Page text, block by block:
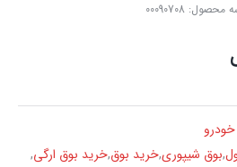
محصول: 00090708
,بوق شیپوری,خرید بوق,خرید بوق ارگی,